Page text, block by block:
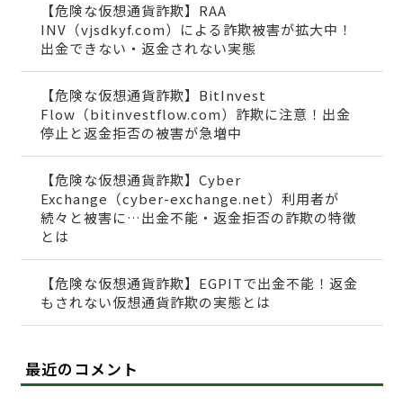
【危険な仮想通貨詐欺】RAA
INV（vjsdkyf.com）による詐欺被害が拡大中！
出金できない・返金されない実態
【危険な仮想通貨詐欺】BitInvest
Flow（bitinvestflow.com）詐欺に注意！出金
停止と返金拒否の被害が急増中
【危険な仮想通貨詐欺】Cyber
Exchange（cyber-exchange.net）利用者が
続々と被害に…出金不能・返金拒否の詐欺の特徴
とは
【危険な仮想通貨詐欺】EGPITで出金不能！返金
もされない仮想通貨詐欺の実態とは
最近のコメント